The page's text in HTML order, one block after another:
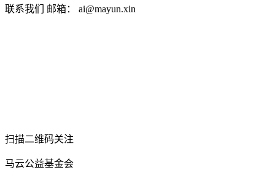
联系我们
邮箱： ai@mayun.xin
扫描二维码关注
马云公益基金会